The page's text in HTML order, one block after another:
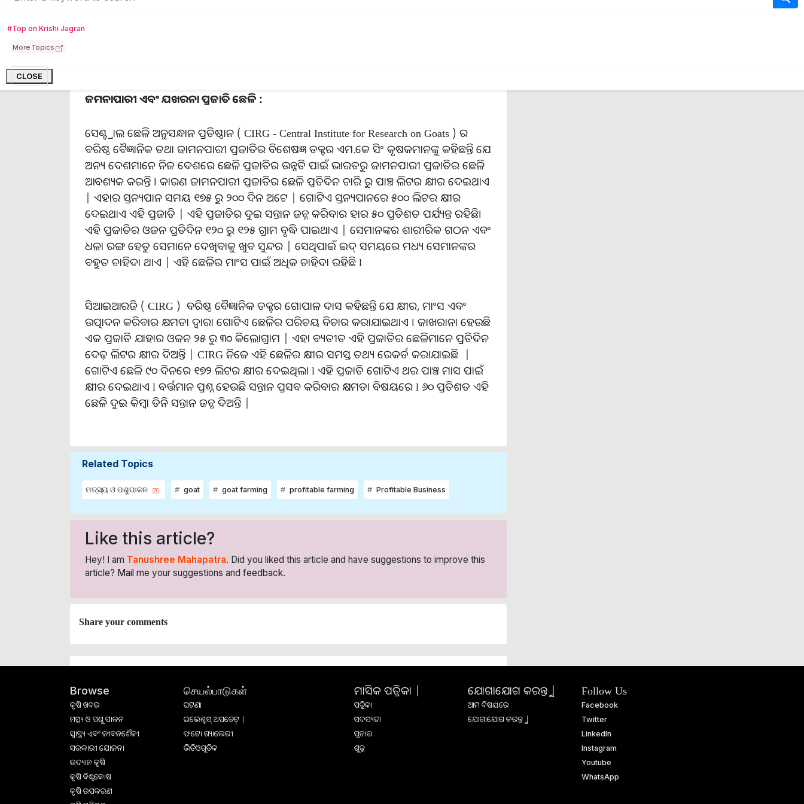
#Top on Krishi Jagran
More Topics
CLOSE
ଜମନାପାରୀ ଏବଂ ଯଖରନା ପ୍ରଜାତି ଛେଳି :
ସେଣ୍ଟ୍ରାଲ ଛେଳି ଅନୁସନ୍ଧାନ ପ୍ରତିଷ୍ଠାନ ( CIRG - Central Institute for Research on Goats ) ର
ବରିଷ୍ଠ ବୈଜ୍ଞାନିକ ତଥା ଜାମନପାରୀ ପ୍ରଜାତିର ବିଶେଷଜ୍ଞ ଡକ୍ଟର ଏମ.କେ ସିଂ କୃଷକମାନଙ୍କୁ କହିଛନ୍ତି ଯେ
ଅନ୍ୟ ଦେଶମାନେ ନିଜ ଦେଶରେ ଛେଳି ପ୍ରଜାତିର ଉନ୍ନତି ପାଇଁ ଭାରତରୁ ଜାମନପାରୀ ପ୍ରଜାତିର ଛେଳି
ଆବଶ୍ୟକ କରନ୍ତି । କାରଣ ଜାମନପାରୀ ପ୍ରଜାତିର ଛେଳି ପ୍ରତିଦିନ ଚାରି ରୁ ପାଞ୍ଚ ଲିଟର କ୍ଷୀର ଦେଇଥାଏ
| ଏହାର ସ୍ତନ୍ୟପାନ ସମୟ ୧୭୫ ରୁ ୨୦୦ ଦିନ ଅଟେ | ଗୋଟିଏ ସ୍ତନ୍ୟପାନରେ ୫୦୦ ଲିଟର କ୍ଷୀର
ଦେଇଥାଏ ଏହି ପ୍ରଜାତି | ଏହି ପ୍ରଜାତିର ଦୁଇ ସନ୍ତାନ ଜନ୍ମ କରିବାର ହାର ୫୦ ପ୍ରତିଶତ ପର୍ଯ୍ୟନ୍ତ ରହିଛି।
ଏହି ପ୍ରଜାତିର ଓଜନ ପ୍ରତିଦିନ ୧୨୦ ରୁ ୧୨୫ ଗ୍ରାମ ବୃଦ୍ଧି ପାଇଥାଏ | ସେମାନଙ୍କର ଶାରୀରିକ ଗଠନ ଏବଂ
ଧଳା ରଙ୍ଗ ହେତୁ ସେମାନେ ଦେଖିବାକୁ ଖୁବ ସୁନ୍ଦର | ସେଥିପାଇଁ ଇଦ୍ ସମୟରେ ମଧ୍ୟ ସେମାନଙ୍କର
ବହୁତ ଚାହିଦା ଥାଏ | ଏହି ଛେଳିର ମାଂସ ପାଇଁ ଅଧିକ ଚାହିଦା ରହିଛି l
ସିଆଇଆରଜି ( CIRG ) ବରିଷ୍ଠ ବୈଜ୍ଞାନିକ ଡକ୍ଟର ଗୋପାଳ ଦାସ କହିଛନ୍ତି ଯେ କ୍ଷୀର, ମାଂସ ଏବଂ
ଉତ୍ପାଦନ କରିବାର କ୍ଷମତା ଦ୍ୱାରା ଗୋଟିଏ ଛେଳିର ପରିଚୟ ବିଚାର କରାଯାଇଥାଏ । ଜାଖରାନା ହେଉଛି
ଏକ ପ୍ରଜାତି ଯାହାର ଓଜନ ୨୫ ରୁ ୩୦ କିଲୋଗ୍ରାମ | ଏହା ବ୍ୟତୀତ ଏହି ପ୍ରଜାତିର ଛେଳିମାନେ ପ୍ରତିଦିନ
ଦେଢ଼ ଲିଟର କ୍ଷୀର ଦିଅନ୍ତି | CIRG ନିଜେ ଏହି ଛେଳିର କ୍ଷୀର ସମସ୍ତ ତଥ୍ୟ ରେକର୍ଡ କରାଯାଇଛି |
ଗୋଟିଏ ଛେଳି ୯୦ ଦିନରେ ୧୭୨ ଲିଟର କ୍ଷୀର ଦେଇଥିଲା l ଏହି ପ୍ରଜାତି ଗୋଟିଏ ଥର ପାଞ୍ଚ ମାସ ପାଇଁ
କ୍ଷୀର ଦେଇଥାଏ l ବର୍ତ୍ତମାନ ପ୍ରଶ୍ନ ହେଉଛି ସନ୍ତାନ ପ୍ରସବ କରିବାର କ୍ଷମତା ବିଷୟରେ l ୬୦ ପ୍ରତିଶତ ଏହି
ଛେଳି ଦୁଇ କିମ୍ବା ତିନି ସନ୍ତାନ ଜନ୍ମ ଦିଅନ୍ତି |
Related Topics
ମତ୍ସ୍ୟ ଓ ପଶୁପାଳନ goat goat farming profitable farming Profitable Business
Like this article?
Hey! I am Tanushree Mahapatra. Did you liked this article and have suggestions to improve this
article? Mail me your suggestions and feedback.
Share your comments
Browse
କୃଷି ଖବର
ମତ୍ସ୍ୟ ଓ ପଶୁ ପାଳନ
ସ୍ୱାସ୍ଥ୍ୟ ଏବଂ ଜୀବନଶୈଳୀ
ସରକାରୀ ଯୋଜନା
ଉଦ୍ୟାନ କୃଷି
କୃଷି ବିଶ୍ବକୋଷ
କୃଷି ଉପକରଣ
செயல்பாடுகள்
ଘଟଣା
ଇଭେଣ୍ଟସ୍ ଅପଡେଟ୍ |
ଫଟୋ ଗ୍ୟାଲେରୀ
ଭିଡିଓଗୁଡିକ
ମାସିକ ପତ୍ରିକା |
ପତ୍ରିକା
ସଦସ୍ୟତା
ପ୍ରଚାର
ଶୁଳ୍କ
ଯୋଗାଯୋଗ କରନ୍ତୁ |
ଆମ ବିଷୟରେ
ଯୋଗାଯୋଗ କରନ୍ତୁ |
Follow Us
Facebook
Twitter
LinkedIn
Instagram
Youtube
WhatsApp